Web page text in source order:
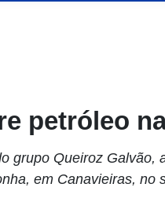
petróleo
grupo Queiroz Galvão,
em Canavieiras, no